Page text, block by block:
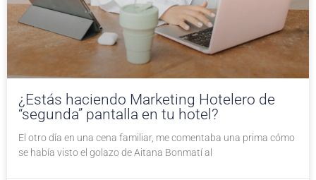
¿Estás haciendo Marketing Hotelero de
“segunda” pantalla en tu hotel?
El otro día en una cena familiar, me comentaba una prima cómo
se había visto el golazo de Aitana Bonmatí al